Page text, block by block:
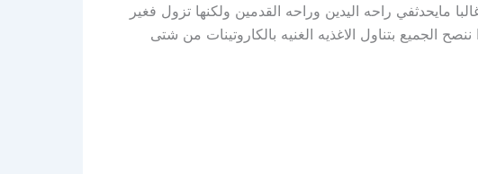
مايحدثفي راحه اليدين وراحه القدمين ولكنها تزول فغير
الجميع بتناول الاغذيه الغنيه بالكاروتينات من شتى